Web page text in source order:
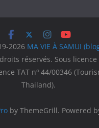
2026 MA VIE À SAMUI
réservés. Sous licence
TAT no 44/00346
Thailand).
by ThemeGrill. Powered